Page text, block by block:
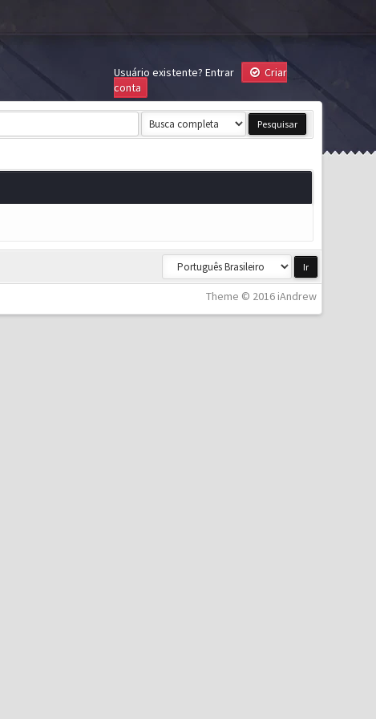
Usuário existente? Entrar
Criar
conta
Theme © 2016 iAndrew